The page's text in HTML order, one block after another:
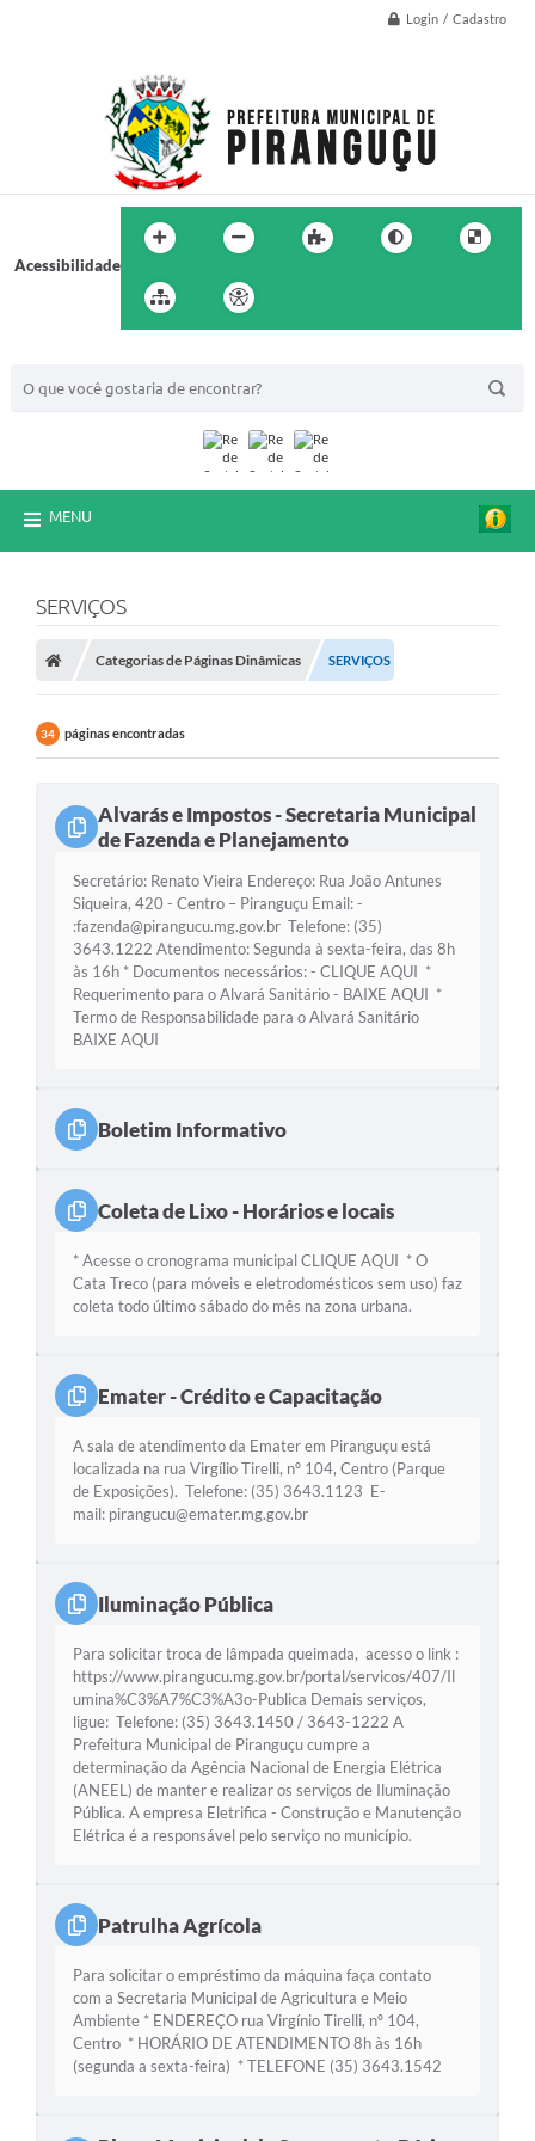
Login / Cadastro
Acessibilidade
MENU
SERVIÇOS
Categorias de Páginas Dinâmicas SERVIÇOS
34 páginas encontradas
Alvarás e Impostos - Secretaria Municipal
de Fazenda e Planejamento
Secretário: Renato Vieira Endereço: Rua João Antunes
Siqueira, 420 - Centro – Piranguçu Email: -
:fazenda@pirangucu.mg.gov.br Telefone: (35)
3643.1222 Atendimento: Segunda à sexta-feira, das 8h
às 16h * Documentos necessários: - CLIQUE AQUI *
Requerimento para o Alvará Sanitário - BAIXE AQUI *
Termo de Responsabilidade para o Alvará Sanitário
BAIXE AQUI
Boletim Informativo
Coleta de Lixo - Horários e locais
* Acesse o cronograma municipal CLIQUE AQUI * O
Cata Treco (para móveis e eletrodomésticos sem uso) faz
coleta todo último sábado do mês na zona urbana.
Emater - Crédito e Capacitação
A sala de atendimento da Emater em Piranguçu está
localizada na rua Virgílio Tirelli, nº 104, Centro (Parque
de Exposições). Telefone: (35) 3643.1123 E-
mail: pirangucu@emater.mg.gov.br
Iluminação Pública
Para solicitar troca de lâmpada queimada, acesso o link :
https://www.pirangucu.mg.gov.br/portal/servicos/407/Il
umina%C3%A7%C3%A3o-Publica Demais serviços,
ligue: Telefone: (35) 3643.1450 / 3643-1222 A
Prefeitura Municipal de Piranguçu cumpre a
determinação da Agência Nacional de Energia Elétrica
(ANEEL) de manter e realizar os serviços de Iluminação
Pública. A empresa Eletrifica - Construção e Manutenção
Elétrica é a responsável pelo serviço no município.
Patrulha Agrícola
Para solicitar o empréstimo da máquina faça contato
com a Secretaria Municipal de Agricultura e Meio
Ambiente * ENDEREÇO rua Virgínio Tirelli, nº 104,
Centro * HORÁRIO DE ATENDIMENTO 8h às 16h
(segunda a sexta-feira) * TELEFONE (35) 3643.1542